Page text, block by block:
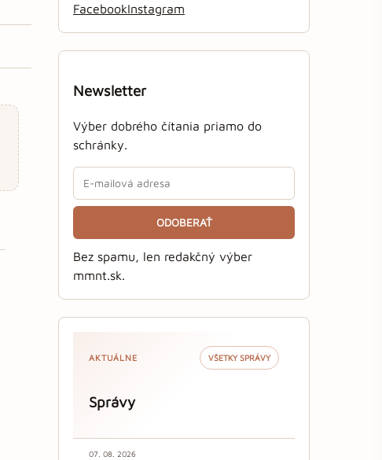
FacebookInstagram
Newsletter
Výber dobrého čítania priamo do
schránky.
ODOBERAŤ
Bez spamu, len redakčný výber
mmnt.sk.
AKTUÁLNE VŠETKY SPRÁVY
Správy
07. 08. 2026